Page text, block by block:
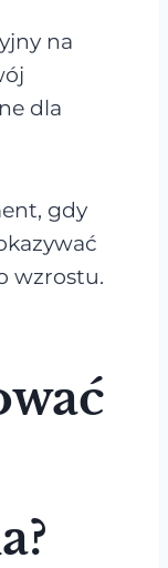
na
dla
gdy
wzrostu.